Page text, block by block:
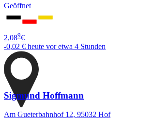
Geöffnet
2,089€
-0,02 € heute vor etwa 4 Stunden
Sigmund Hoffmann
Am Gueterbahnhof 12, 95032 Hof